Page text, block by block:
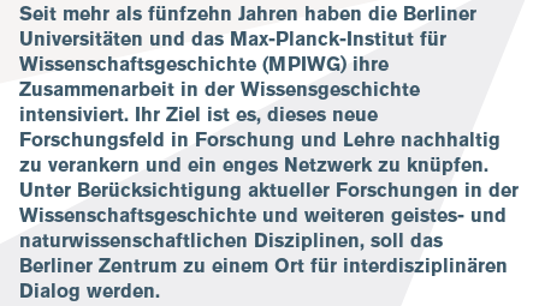
Seit mehr als fünfzehn Jahren haben die Berliner
Universitäten und das Max-Planck-Institut für
Wissenschaftsgeschichte (MPIWG) ihre
Zusammenarbeit in der Wissensgeschichte
intensiviert. Ihr Ziel ist es, dieses neue
Forschungsfeld in Forschung und Lehre nachhaltig
zu verankern und ein enges Netzwerk zu knüpfen.
Unter Berücksichtigung aktueller Forschungen in der
Wissenschaftsgeschichte und weiteren geistes- und
naturwissenschaftlichen Disziplinen, soll das
Berliner Zentrum zu einem Ort für interdisziplinären
Dialog werden.